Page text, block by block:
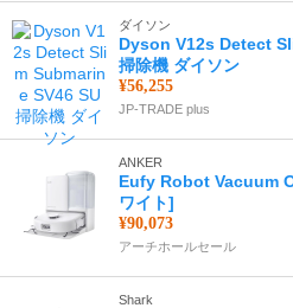
ダイソン
Dyson V12s Detect
掃除機 ダイソン
¥56,255
JP-TRADE plus
ANKER
Eufy Robot Vacuum
ワイト]
¥90,073
アーチホールセール
Shark